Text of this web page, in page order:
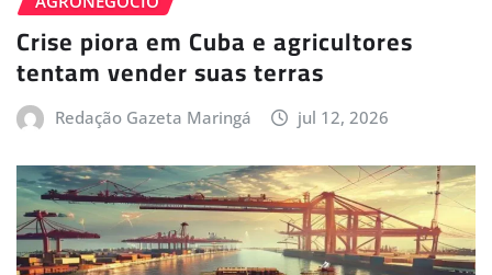
Crise piora em Cuba e agricultores
tentam vender suas terras
Redação Gazeta Maringá jul 12, 2026